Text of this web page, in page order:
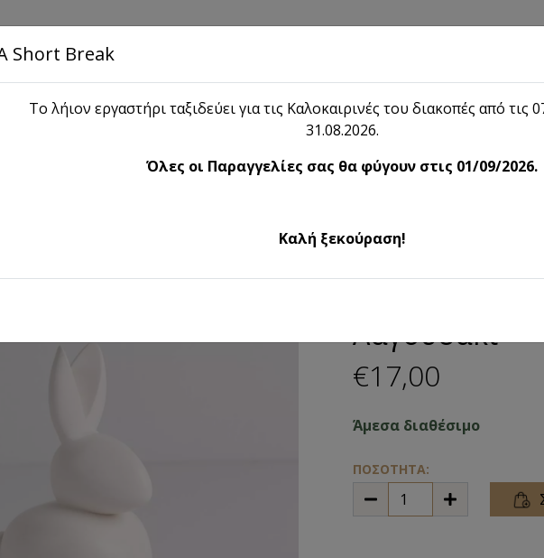
Αρχική
Shop
Διακοσμητικές Δημιουργίες
Λαγουδάκι
€17,00
Άμεσα διαθέσιμο
ΠΟΣΟΤΗΤΑ:
Short Break
Το λήιον εργαστήρι ταξιδεύει για τις Καλοκαιρινές του διακοπές από τις
31.08.2026.
Όλες οι Παραγγελίες σας θα φύγουν στις 01/09/2026.
Καλή ξεκούραση!